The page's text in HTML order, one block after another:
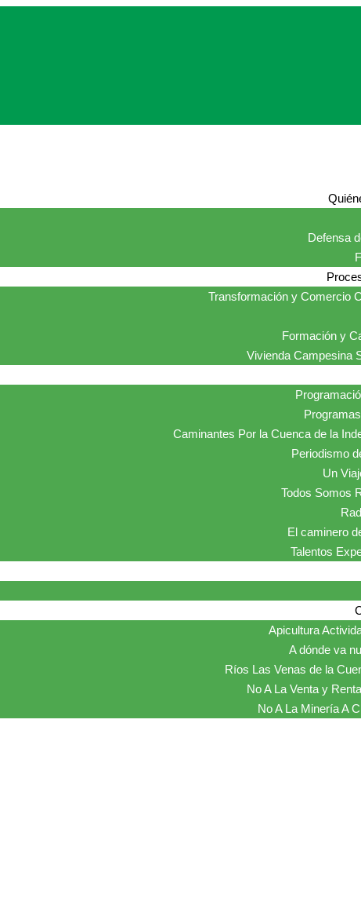
Defensa
Transformación y Comercio
Formación y
Vivienda Campesina
Caminantes Por la Cuenca de la
Periodismo
Un
Todos Somos
El caminero
Talentos
Apicultura
A dónde va
Ríos Las Venas de la
No A La Venta y
No A La Minería A